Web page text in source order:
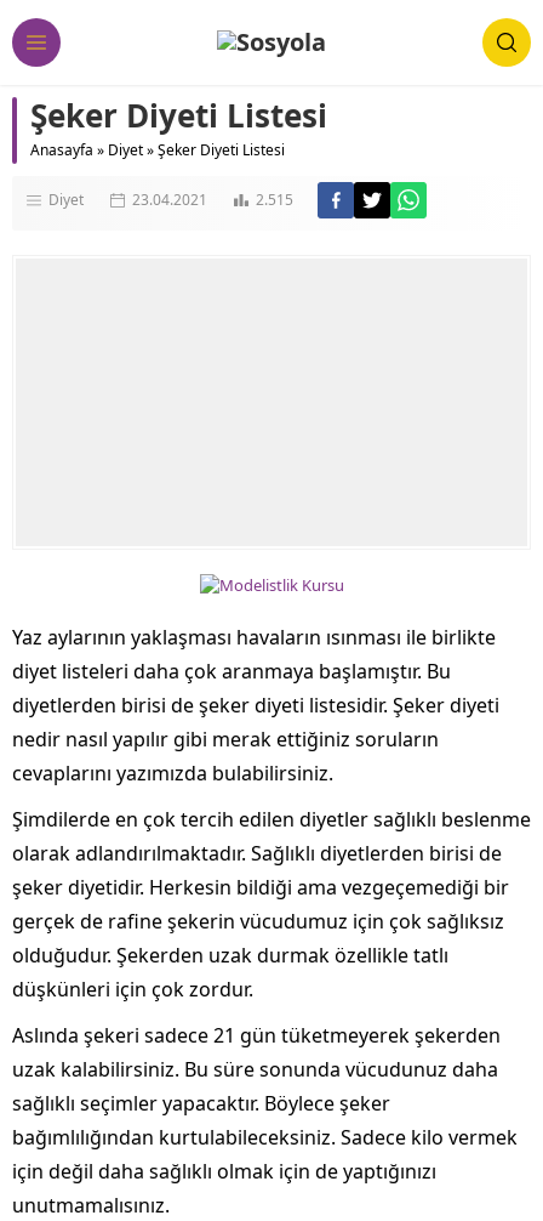
Şeker Diyeti Listesi
Anasayfa » Diyet»Şeker Diyeti Listesi
Diyet 23.04.2021 2.515
Yaz aylarının yaklaşması havaların ısınması ile birlikte
diyet listeleri daha çok aranmaya başlamıştır. Bu
diyetlerden birisi de şeker diyeti listesidir. Şeker diyeti
nedir nasıl yapılır gibi merak ettiğiniz soruların
cevaplarını yazımızda bulabilirsiniz.
Şimdilerde en çok tercih edilen diyetler sağlıklı beslenme
olarak adlandırılmaktadır. Sağlıklı diyetlerden birisi de
şeker diyetidir. Herkesin bildiği ama vezgeçemediği bir
gerçek de rafine şekerin vücudumuz için çok sağlıksız
olduğudur. Şekerden uzak durmak özellikle tatlı
düşkünleri için çok zordur.
Aslında şekeri sadece 21 gün tüketmeyerek şekerden
uzak kalabilirsiniz. Bu süre sonunda vücudunuz daha
sağlıklı seçimler yapacaktır. Böylece şeker
bağımlılığından kurtulabileceksiniz. Sadece kilo vermek
için değil daha sağlıklı olmak için de yaptığınızı
unutmamalısınız.